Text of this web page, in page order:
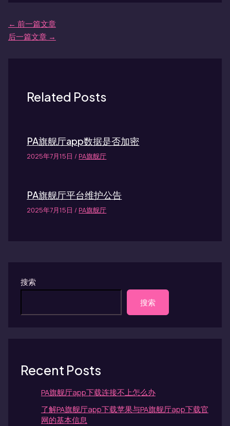
← 前一篇文章
后一篇文章 →
Related Posts
PA旗舰厅app数据是否加密
2025年7月15日 / PA旗舰厅
PA旗舰厅平台维护公告
2025年7月15日 / PA旗舰厅
搜索
搜索
Recent Posts
PA旗舰厅app下载连接不上怎么办
了解PA旗舰厅app下载苹果与PA旗舰厅app下载官
网的基本信息